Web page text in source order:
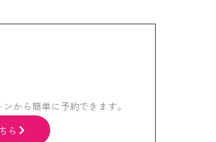
から簡単に予約できます。
ら